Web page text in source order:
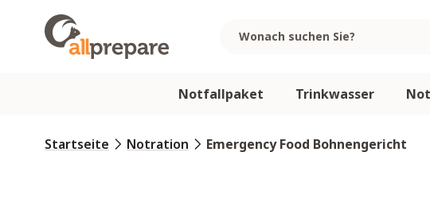
Notfallpaket Trinkwasser
Startseite Notration Emergency Food Bohnengericht